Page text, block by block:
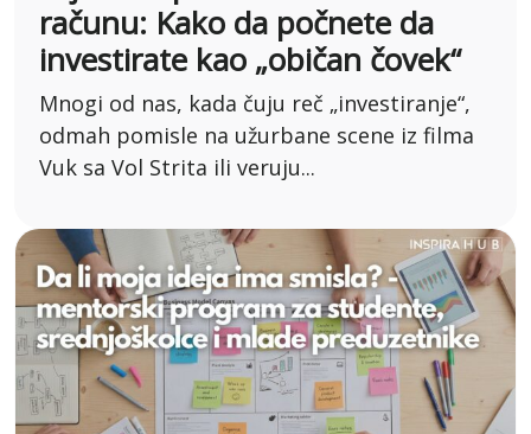
računu: Kako da počnete da
investirate kao „običan čovek“
Mnogi od nas, kada čuju reč „investiranje“,
odmah pomisle na užurbane scene iz filma
Vuk sa Vol Strita ili veruju...